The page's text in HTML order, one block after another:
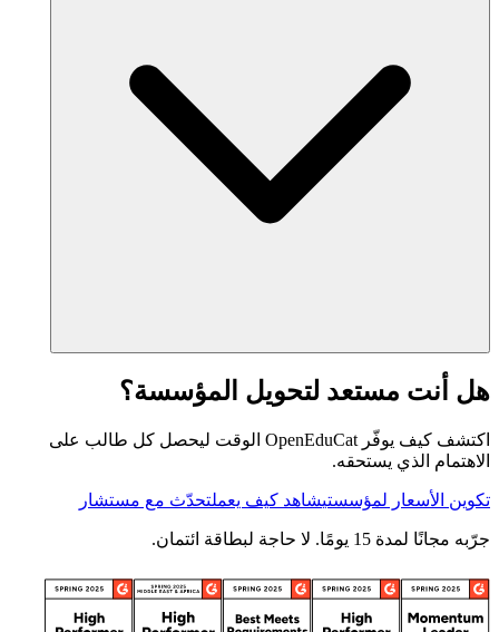
هل أنت مستعد لتحويل المؤسسة؟
اكتشف كيف يوفّر OpenEduCat الوقت ليحصل كل طالب على
الاهتمام الذي يستحقه.
تكوين الأسعار لمؤسستيشاهد كيف يعملتحدّث مع مستشار
جرّبه مجانًا لمدة 15 يومًا. لا حاجة لبطاقة ائتمان.